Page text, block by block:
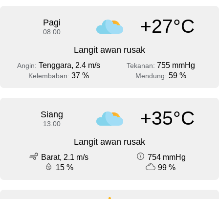
Pagi
08:00 +27°C
Langit awan rusak
Angin: Tenggara, 2.4 m/s Tekanan: 755 mmHg
Kelembaban: 37 % Mendung: 59 %
Siang
13:00 +35°C
Langit awan rusak
Barat, 2.1 m/s
754 mmHg
15 %
99 %